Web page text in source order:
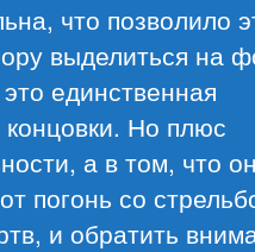
что позволило
выделиться на
единственная
Но плюс
а в том, что
погонь со
и обратить